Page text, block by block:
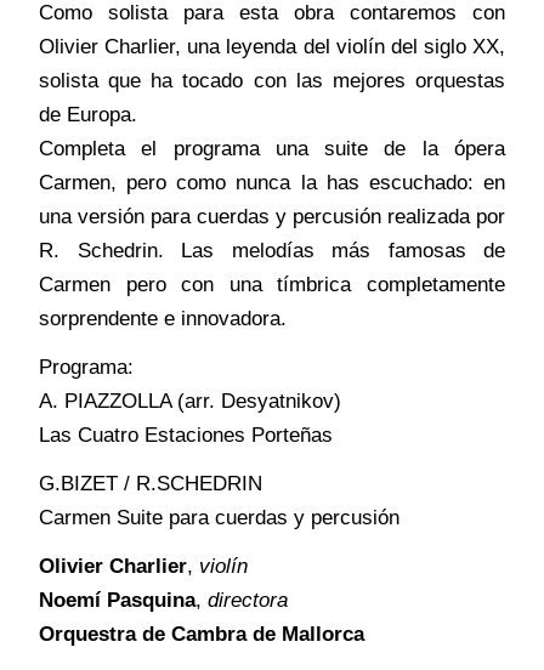
Como solista para esta obra contaremos con
Olivier Charlier, una leyenda del violín del siglo XX,
solista que ha tocado con las mejores orquestas
de Europa.
Completa el programa una suite de la ópera
Carmen, pero como nunca la has escuchado: en
una versión para cuerdas y percusión realizada por
R. Schedrin. Las melodías más famosas de
Carmen pero con una tímbrica completamente
sorprendente e innovadora.
Programa:
A. PIAZZOLLA (arr. Desyatnikov)
Las Cuatro Estaciones Porteñas
G.BIZET / R.SCHEDRIN
Carmen Suite para cuerdas y percusión
Olivier Charlier, violín
Noemí Pasquina, directora
Orquestra de Cambra de Mallorca